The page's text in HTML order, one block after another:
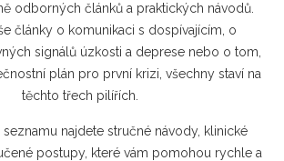
odborných článků a praktických návodů.
články o komunikaci s dospívajícím, o
signálů úzkosti a deprese nebo o tom,
plán pro první krizi, všechny staví na
těchto třech pilířích.
najdete stručné návody, klinické
postupy, které vám pomohou rychle a